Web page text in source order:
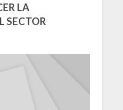
LA
SECTOR